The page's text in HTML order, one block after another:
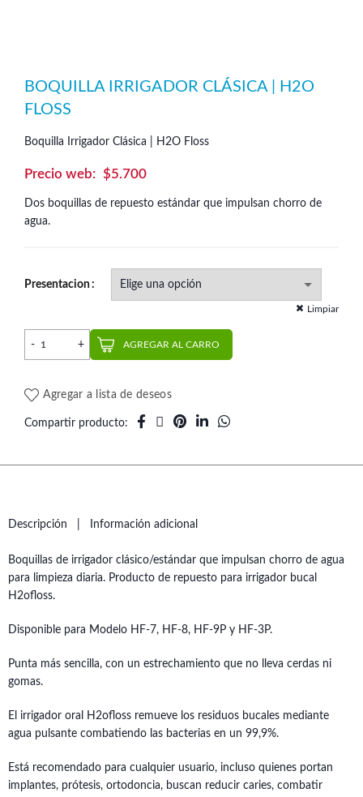
BOQUILLA IRRIGADOR CLÁSICA | H2O
FLOSS
Boquilla Irrigador Clásica | H2O Floss
$5.700
Dos boquillas de repuesto estándar que impulsan chorro de
agua.
Presentacion
Limpiar
Boquilla Irrigador Clásica | H2O Floss cantidad
AGREGAR AL CARRO
Agregar a lista de deseos
Compartir producto
Descripción Información adicional
Boquillas de irrigador clásico/estándar que impulsan chorro de agua
para limpieza diaria. Producto de repuesto para irrigador bucal
H2ofloss.
Disponible para Modelo HF-7, HF-8, HF-9P y HF-3P.
Punta más sencilla, con un estrechamiento que no lleva cerdas ni
gomas.
El irrigador oral H2ofloss remueve los residuos bucales mediante
agua pulsante combatiendo las bacterias en un 99,9%.
Está recomendado para cualquier usuario, incluso quienes portan
implantes, prótesis, ortodoncia, buscan reducir caries, combatir